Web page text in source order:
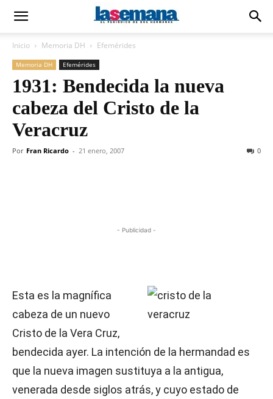
Inicio Memoria DH Efemérides
Memoria DH Efemérides
1931: Bendecida la nueva
cabeza del Cristo de la
Veracruz
Por Fran Ricardo - 21 enero, 2007 0
- Publicidad -
Esta es la magnífica
cabeza de un nuevo
Cristo de la Vera Cruz,
bendecida ayer. La intención de la hermandad es
que la nueva imagen sustituya a la antigua,
venerada desde siglos atrás, y cuyo estado de